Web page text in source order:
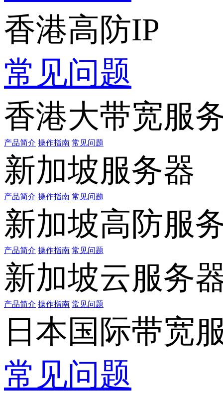
香港高防IP
常见问题
香港大带宽服
产品简介 操作指南 常见问题
新加坡服务器
产品简介 操作指南 常见问题
新加坡高防服
产品简介 操作指南 常见问题
新加坡云服务
产品简介 操作指南 常见问题
日本国际带宽
常见问题